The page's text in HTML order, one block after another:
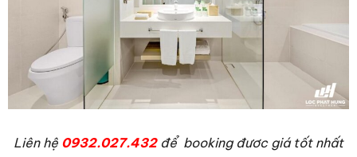
Liên hệ 0932.027.432 để booking đươc giá tốt nhất